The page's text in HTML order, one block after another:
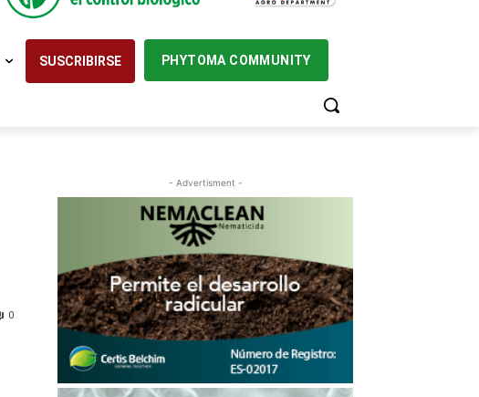
SUSCRIBIRSE PHYTOMA COMMUNITY
0
- Advertisment -